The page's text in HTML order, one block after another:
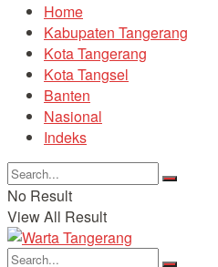
Home
Kabupaten Tangerang
Kota Tangerang
Kota Tangsel
Banten
Nasional
Indeks
No Result
View All Result